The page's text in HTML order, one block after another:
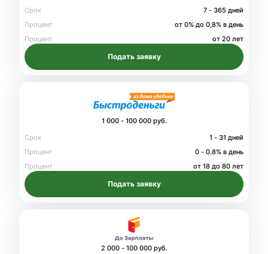
Срок
7 - 365 дней
Процент
от 0% до 0,8% в день
Процент
от 20 лет
Подать заявку
1 000 - 100 000 руб.
Срок
1 - 31 дней
Процент
0 - 0.8% в день
Процент
от 18 до 80 лет
Подать заявку
2 000 - 100 000 руб.